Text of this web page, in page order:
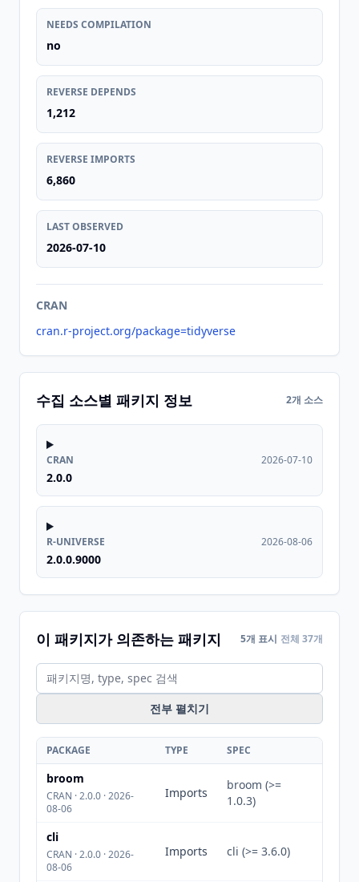
NEEDS COMPILATION
no
REVERSE DEPENDS
1,212
REVERSE IMPORTS
6,860
LAST OBSERVED
2026-07-10
CRAN
cran.r-project.org/package=tidyverse
수집 소스별 패키지 정보 2개 소스
CRAN
2.0.0
2026-07-10
R-UNIVERSE
2.0.0.9000
2026-08-06
이 패키지가 의존하는 패키지 5개 표시 전체 37개
전부 펼치기
PACKAGE TYPE SPEC
broom
CRAN · 2.0.0 · 2026-
08-06
Imports
broom (>=
1.0.3)
cli
CRAN · 2.0.0 · 2026-
08-06
Imports cli (>= 3.6.0)